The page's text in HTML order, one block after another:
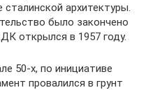
архитектуры.
было закончено
открылся в 1957 году.
50-х, по инициативе
провалился в грунт